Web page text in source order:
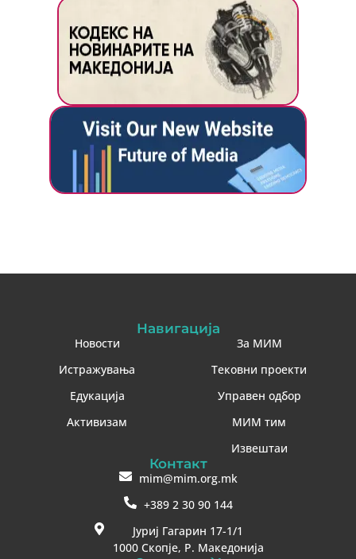
Навигација
Новости
Истражувања
Едукација
Активизам
За МИМ
Тековни проекти
Управен одбор
МИМ тим
Извештаи
Контакт
mim@mim.org.mk
+389 2 30 90 144
Јуриј Гагарин 17-1/1
1000 Скопје, Р. Македонија